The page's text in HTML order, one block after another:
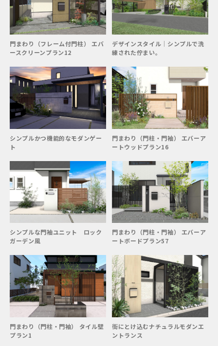
門まわり（フレーム付門柱） エバ
ースクリーンプラン12
デザインスタイル｜シンプルで洗
練された佇まい。
シンプルかつ機能的なモダンゲー
ト
門まわり（門柱・門袖） エバーア
ートウッドプラン16
シンプルな門袖ユニット ロック
ガーデン風
門まわり（門柱・門袖） エバーア
ートボードプラン57
門まわり（門柱・門袖） タイル壁
プラン1
街にとけ込むナチュラルモダンエ
ントランス